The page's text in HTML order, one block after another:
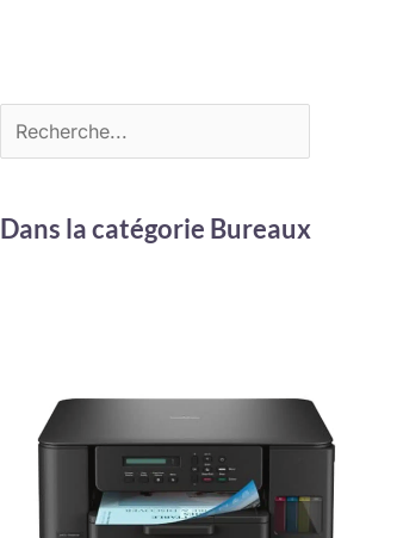
Dans la catégorie Bureaux